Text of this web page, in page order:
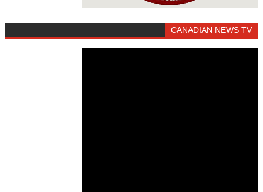
CANADIAN NEWS TV